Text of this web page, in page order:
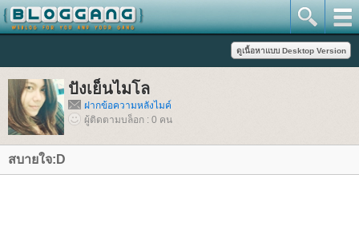
ปังเย็นไมโล
ฝากข้อความหลังไมค์
ผู้ติดตามบล็อก : 0 คน
สบายใจ:D